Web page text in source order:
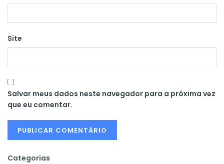
Site
Salvar meus dados neste navegador para a próxima vez
que eu comentar.
Categorias